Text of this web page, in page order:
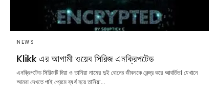
NEWS
Klikk এর আগামী ওয়েব সিরিজ এনক্রিপটেড
এনক্রিপটেড সিরিজটি দিয়া ও তানিয়া নামের দুই বোনের জীবনকে কেন্দ্র করে আবর্তিত। যেখানে
আমরা দেখতে পাই প্রেমে ব্যর্থ হয়ে তানিয়া…